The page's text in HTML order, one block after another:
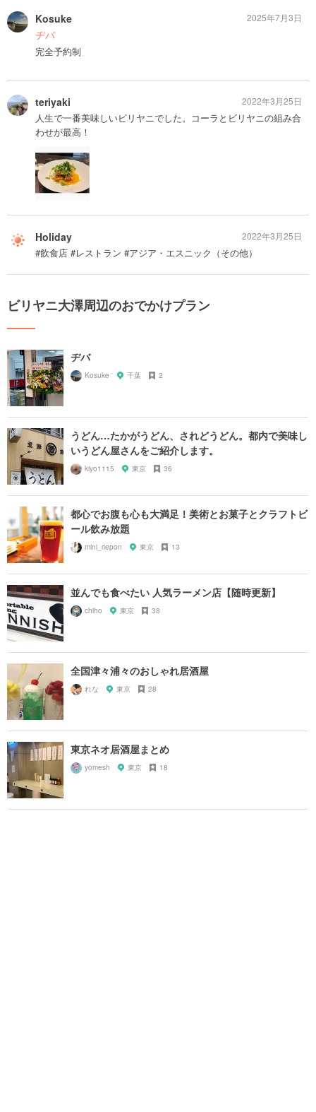
Kosuke
ヂバ
完全予約制
2025年7月3日
teriyaki
人生で一番美味しいビリヤニでした。コーラとビリヤニの組み合
わせが最高！
2022年3月25日
Holiday
#飲食店 #レストラン #アジア・エスニック（その他）
2022年3月25日
ビリヤニ大澤周辺のおでかけプラン
ヂバ
Kosuke 千葉 2
うどん…たかがうどん、されどうどん。都内で美味し
いうどん屋さんをご紹介します。
kiyo1115 東京 36
都心でお腹も心も大満足！美術とお菓子とクラフトビ
ール飲み放題
mini_riepon 東京 13
並んでも食べたい 人気ラーメン店【随時更新】
chiho 東京 38
全国津々浦々のおしゃれ居酒屋
れな 東京 28
東京ネオ居酒屋まとめ
yomesh 東京 18